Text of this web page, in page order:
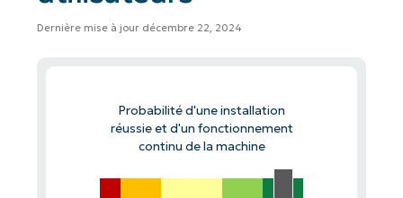
Dernière mise à jour décembre 22, 2024
Probabilité d'une installation
réussie et d'un fonctionnement
continu de la machine